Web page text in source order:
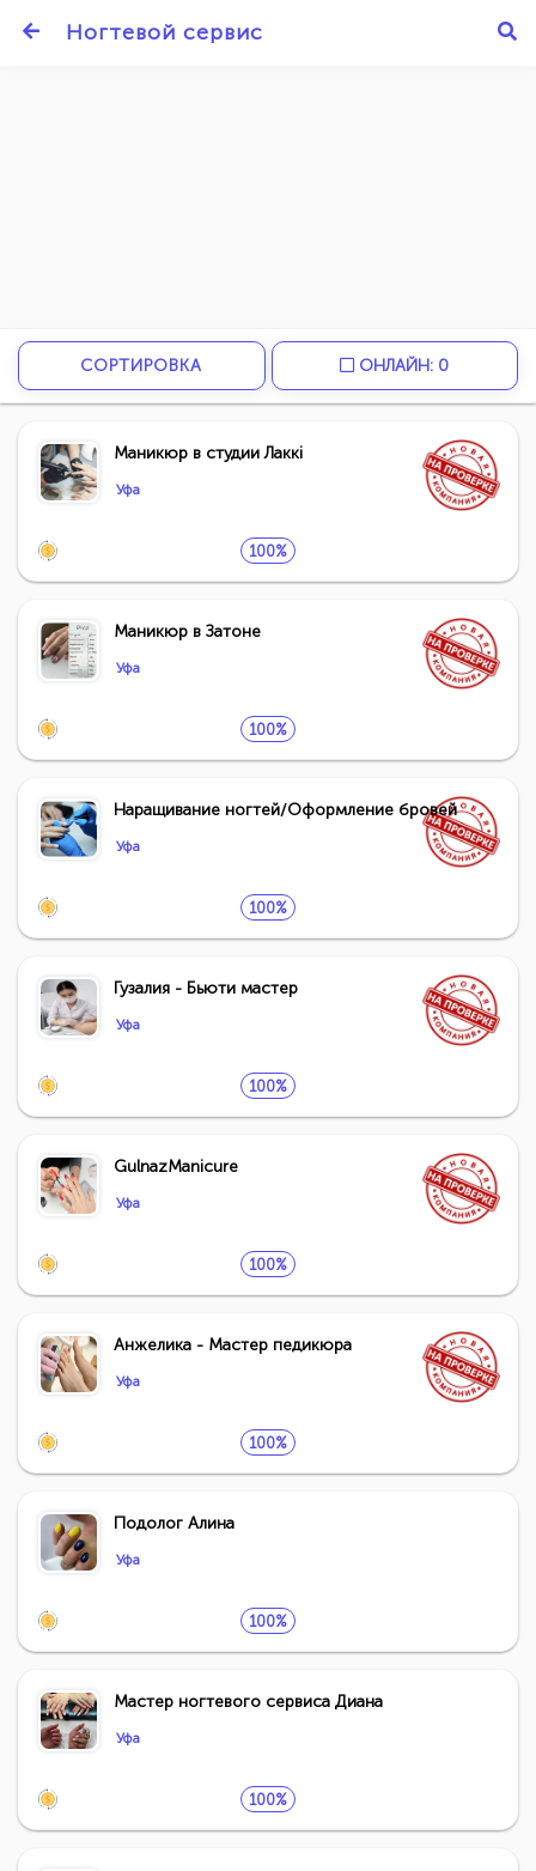
Ногтевой сервис
СОРТИРОВКА ОНЛАЙН: 0
Маникюр в студии Лаккi
Уфа
100%
Маникюр в Затоне
Уфа
100%
Наращивание ногтей/Оформление бровей
Уфа
100%
Гузалия - Бьюти мастер
Уфа
100%
GulnazManicure
Уфа
100%
Анжелика - Мастер педикюра
Уфа
100%
Подолог Алина
Уфа
100%
Мастер ногтевого сервиса Диана
Уфа
100%